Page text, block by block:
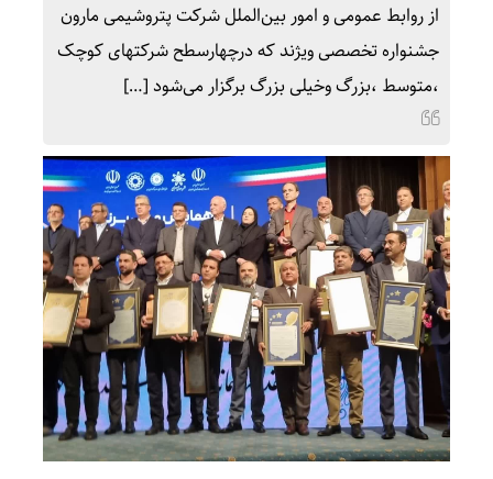
از روابط عمومی و امور بین‌الملل شرکت پتروشیمی مارون
جشنواره تخصصی ویژند که درچهارسطح شرکتهای کوچک
،متوسط ،بزرگ وخیلی بزرگ برگزار می‌شود […]